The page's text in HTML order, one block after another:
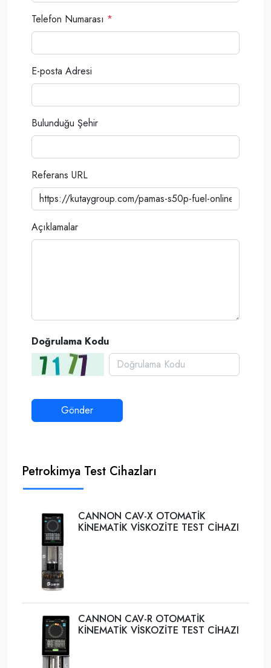
Telefon Numarası *
E-posta Adresi
Bulunduğu Şehir
Referans URL
Açıklamalar
Doğrulama Kodu
Petrokimya Test Cihazları
CANNON CAV-X OTOMATİK
KİNEMATİK VİSKOZİTE TEST CİHAZI
CANNON CAV-R OTOMATİK
KİNEMATİK VİSKOZİTE TEST CİHAZI